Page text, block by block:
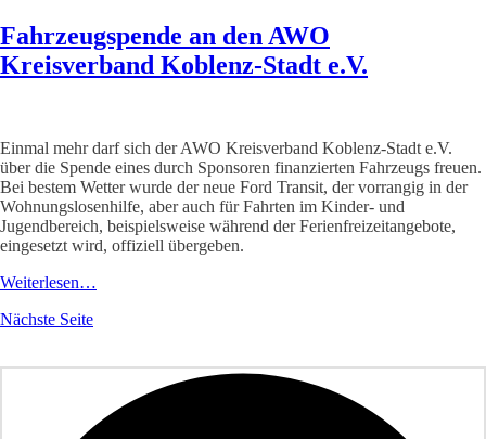
Fahrzeugspende an den AWO
Kreisverband Koblenz-Stadt e.V.
Einmal mehr darf sich der AWO Kreisverband Koblenz-Stadt e.V.
über die Spende eines durch Sponsoren finanzierten Fahrzeugs freuen.
Bei bestem Wetter wurde der neue Ford Transit, der vorrangig in der
Wohnungslosenhilfe, aber auch für Fahrten im Kinder- und
Jugendbereich, beispielsweise während der Ferienfreizeitangebote,
eingesetzt wird, offiziell übergeben.
Weiterlesen…
Nächste Seite